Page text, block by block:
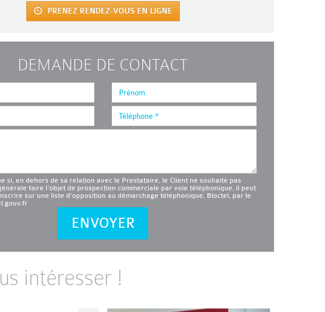
PRENEZ RENDEZ-VOUS EN LIGNE
DEMANDE DE CONTACT
si, en dehors de sa relation avec le Prestataire, le Client ne souhaite pas
faire l’objet de prospection commerciale par voie téléphonique, il peut
sur une liste d’opposition au démarchage téléphonique, Bloctel, par le
ENVOYER
intéresser !